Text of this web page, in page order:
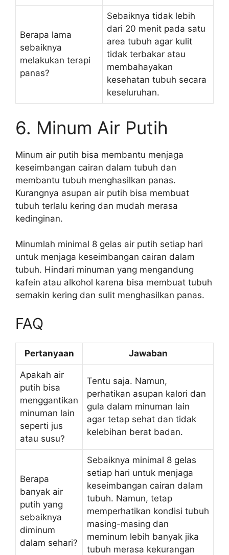
Berapa lama
sebaiknya
melakukan terapi
panas?
Sebaiknya tidak lebih
dari 20 menit pada satu
area tubuh agar kulit
tidak terbakar atau
membahayakan
kesehatan tubuh secara
keseluruhan.
6. Minum Air Putih
Minum air putih bisa membantu menjaga
keseimbangan cairan dalam tubuh dan
membantu tubuh menghasilkan panas.
Kurangnya asupan air putih bisa membuat
tubuh terlalu kering dan mudah merasa
kedinginan.
Minumlah minimal 8 gelas air putih setiap hari
untuk menjaga keseimbangan cairan dalam
tubuh. Hindari minuman yang mengandung
kafein atau alkohol karena bisa membuat tubuh
semakin kering dan sulit menghasilkan panas.
FAQ
Pertanyaan Jawaban
Apakah air
putih bisa
menggantikan
minuman lain
seperti jus
atau susu?
Tentu saja. Namun,
perhatikan asupan kalori dan
gula dalam minuman lain
agar tetap sehat dan tidak
kelebihan berat badan.
Berapa
banyak air
putih yang
sebaiknya
diminum
dalam sehari?
Sebaiknya minimal 8 gelas
setiap hari untuk menjaga
keseimbangan cairan dalam
tubuh. Namun, tetap
memperhatikan kondisi tubuh
masing-masing dan
meminum lebih banyak jika
tubuh merasa kekurangan